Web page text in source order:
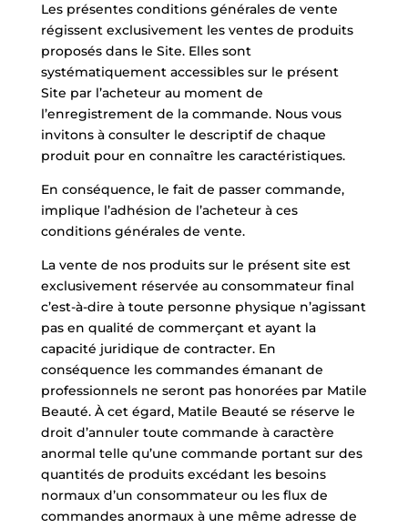
Les présentes conditions générales de vente
régissent exclusivement les ventes de produits
proposés dans le Site. Elles sont
systématiquement accessibles sur le présent
Site par l’acheteur au moment de
l’enregistrement de la commande. Nous vous
invitons à consulter le descriptif de chaque
produit pour en connaître les caractéristiques.
En conséquence, le fait de passer commande,
implique l’adhésion de l’acheteur à ces
conditions générales de vente.
La vente de nos produits sur le présent site est
exclusivement réservée au consommateur final
c’est-à-dire à toute personne physique n’agissant
pas en qualité de commerçant et ayant la
capacité juridique de contracter. En
conséquence les commandes émanant de
professionnels ne seront pas honorées par Matile
Beauté. À cet égard, Matile Beauté se réserve le
droit d’annuler toute commande à caractère
anormal telle qu’une commande portant sur des
quantités de produits excédant les besoins
normaux d’un consommateur ou les flux de
commandes anormaux à une même adresse de